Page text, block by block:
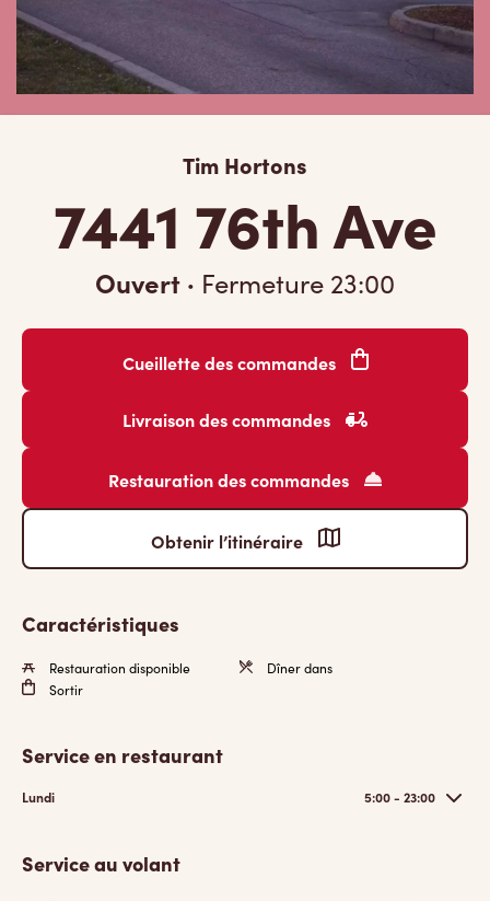
Tim Hortons
7441 76th Ave
Ouvert · Fermeture 23:00
Cueillette des commandes
Livraison des commandes
Restauration des commandes
Obtenir l’itinéraire
Caractéristiques
Restauration disponible
Dîner dans
Sortir
Service en restaurant
Lundi 5:00 - 23:00
Service au volant